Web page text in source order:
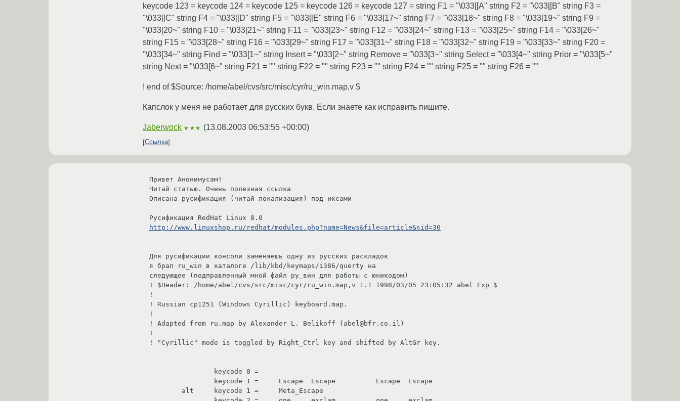
keycode 123 = keycode 124 = keycode 125 = keycode 126 = keycode 127 = string F1 = "\033[[A" string F2 = "\033[[B" string F3 =
"\033[[C" string F4 = "\033[[D" string F5 = "\033[[E" string F6 = "\033[17~" string F7 = "\033[18~" string F8 = "\033[19~" string F9 =
"\033[20~" string F10 = "\033[21~" string F11 = "\033[23~" string F12 = "\033[24~" string F13 = "\033[25~" string F14 = "\033[26~"
string F15 = "\033[28~" string F16 = "\033[29~" string F17 = "\033[31~" string F18 = "\033[32~" string F19 = "\033[33~" string F20 =
"\033[34~" string Find = "\033[1~" string Insert = "\033[2~" string Remove = "\033[3~" string Select = "\033[4~" string Prior = "\033[5~"
string Next = "\033[6~" string F21 = "" string F22 = "" string F23 = "" string F24 = "" string F25 = "" string F26 = ""
! end of $Source: /home/abel/cvs/src/misc/cyr/ru_win.map,v $
Капслок у меня не работает для русских букв. Если знаете как исправить пишите.
Jaberwock ★★★ (13.08.2003 06:53:55 +00:00)
Ссылка
Привет Анонимусам!
Читай статью. Очень полезная ссылка
Описана русификация (читай локализация) под иксами